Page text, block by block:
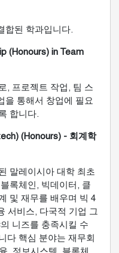
합된 학과입니다.
(Honours) in Team
, 프로젝트 작업, 팀 스
을 통해서 창업에 필요
합니다.
(Honours) - 회계학
말레이시아 대학 최초
록체인, 빅데이터, 클
및 재무를 배우며 빅 4
서비스, 다국적 기업 그
니즈를 충족시킬 수
다 핵심 분야는 재무회